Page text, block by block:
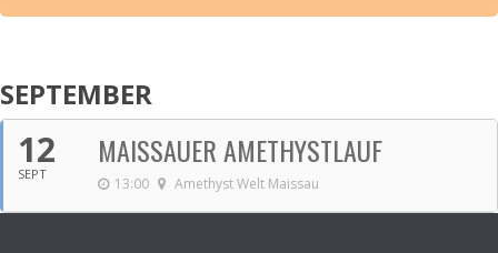
SEPTEMBER
12
SEPT
MAISSAUER AMETHYSTLAUF
13:00 Amethyst Welt Maissau